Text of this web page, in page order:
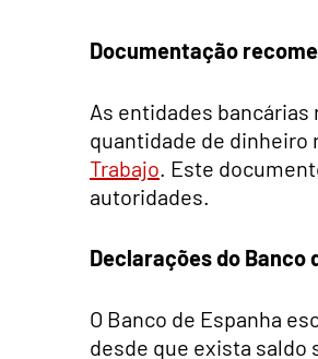
Documentação
As entidades
quantidade de dinheiro
Trabajo . Este
autoridades.
Declarações do Banco
O Banco de Espanha
desde que exista saldo